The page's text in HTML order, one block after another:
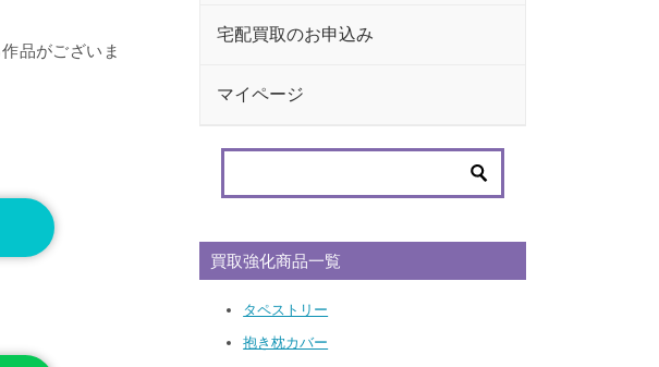
品がございま
宅配買取のお申込み
マイページ
買取強化商品一覧
タペストリー
抱き枕カバー